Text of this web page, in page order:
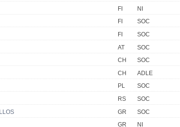
FI
NI
FI
SOC
FI
SOC
AT
SOC
CH
SOC
CH
ADLE
PL
SOC
RS
SOC
GR
SOC
GR
NI